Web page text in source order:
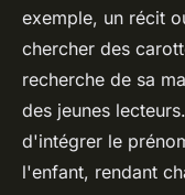
exemple, un récit
chercher des
recherche de sa
des jeunes
d'intégrer le
l'enfant, rendant